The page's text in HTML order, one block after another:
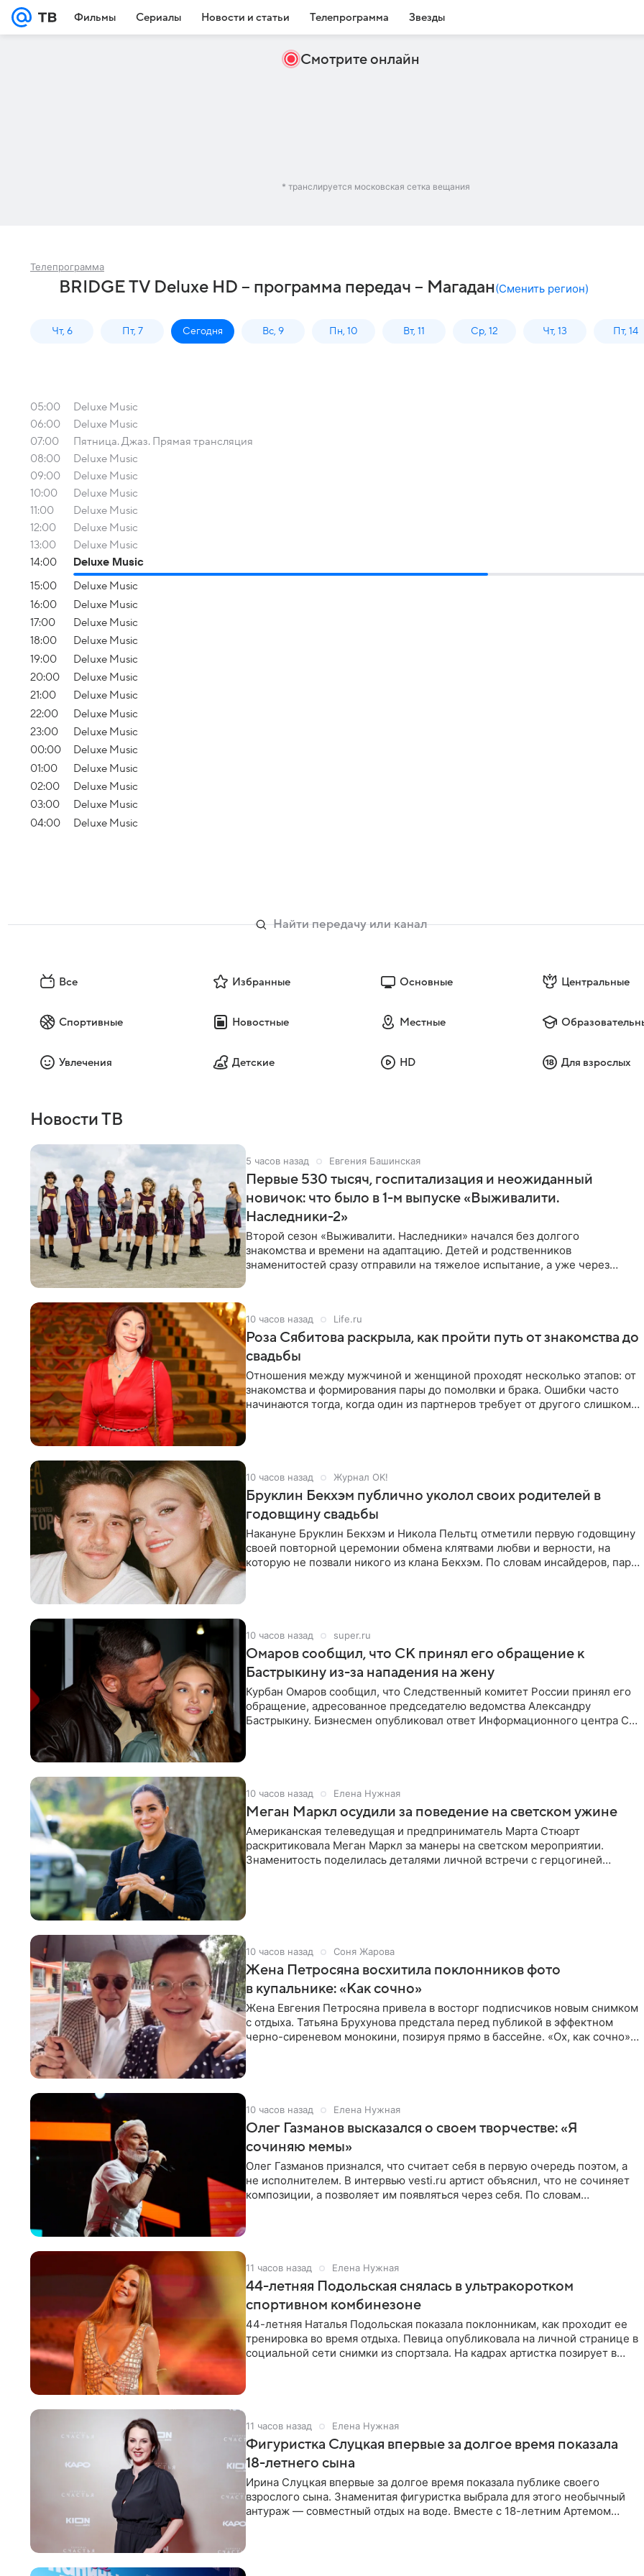
Фильмы Сериалы Новости и статьи Телепрограмма Звезды
Смотрите онлайн
* транслируется московская сетка вещания
Телепрограмма
BRIDGE TV Deluxe HD – программа передач – Магадан(Сменить регион)
Чт, 6 Пт, 7 Сегодня Вс, 9 Пн, 10 Вт, 11 Ср, 12 Чт, 13 Пт, 14
05:00
Deluxe Music
06:00
Deluxe Music
07:00
Пятница. Джаз. Прямая трансляция
08:00
Deluxe Music
09:00
Deluxe Music
10:00
Deluxe Music
11:00
Deluxe Music
12:00
Deluxe Music
13:00
Deluxe Music
14:00
Deluxe Music
15:00
Deluxe Music
16:00
Deluxe Music
17:00
Deluxe Music
18:00
Deluxe Music
19:00
Deluxe Music
20:00
Deluxe Music
21:00
Deluxe Music
22:00
Deluxe Music
23:00
Deluxe Music
00:00
Deluxe Music
01:00
Deluxe Music
02:00
Deluxe Music
03:00
Deluxe Music
04:00
Deluxe Music
Все Избранные Основные Центральные
Спортивные Новостные Местные
Увлечения Детские HD Для взрослых
Новости ТВ
5 часов назад Евгения Башинская
Первые 530 тысяч, госпитализация и неожиданный
новичок: что было в 1-м выпуске «Выживалити.
Наследники-2»
Второй сезон «Выживалити. Наследники» начался без долгого
знакомства и времени на адаптацию. Детей и родственников
знаменитостей сразу отправили на тяжелое испытание, а уже через
10 часов назад Life.ru
Роза Сябитова раскрыла, как пройти путь от знакомства до
свадьбы
Отношения между мужчиной и женщиной проходят несколько этапов: от
знакомства и формирования пары до помолвки и брака. Ошибки часто
начинаются тогда, когда один из партнеров требует от другого слишком
10 часов назад Журнал OK!
Бруклин Бекхэм публично уколол своих родителей в
годовщину свадьбы
Накануне Бруклин Бекхэм и Никола Пельтц отметили первую годовщину
своей повторной церемонии обмена клятвами любви и верности, на
которую не позвали никого из клана Бекхэм. По словам инсайдеров, пара
10 часов назад super.ru
Омаров сообщил, что СК принял его обращение к
Бастрыкину из-за нападения на жену
Курбан Омаров сообщил, что Следственный комитет России принял его
обращение, адресованное председателю ведомства Александру
Бастрыкину. Бизнесмен опубликовал ответ Информационного центра СК
10 часов назад Елена Нужная
Меган Маркл осудили за поведение на светском ужине
Американская телеведущая и предприниматель Марта Стюарт
раскритиковала Меган Маркл за манеры на светском мероприятии.
Знаменитость поделилась деталями личной встречи с герцогиней
10 часов назад Соня Жарова
Жена Петросяна восхитила поклонников фото
в купальнике: «Как сочно»
Жена Евгения Петросяна привела в восторг подписчиков новым снимком
с отдыха. Татьяна Брухунова предстала перед публикой в эффектном
черно-сиреневом монокини, позируя прямо в бассейне. «Ох, как сочно»,
10 часов назад Елена Нужная
Олег Газманов высказался о своем творчестве: «Я
сочиняю мемы»
Олег Газманов признался, что считает себя в первую очередь поэтом, а
не исполнителем. В интервью vesti.ru артист объяснил, что не сочиняет
композиции, а позволяет им появляться через себя. По словам
11 часов назад Елена Нужная
44-летняя Подольская снялась в ультракоротком
спортивном комбинезоне
44-летняя Наталья Подольская показала поклонникам, как проходит ее
тренировка во время отдыха. Певица опубликовала на личной странице в
социальной сети снимки из спортзала. На кадрах артистка позирует в
11 часов назад Елена Нужная
Фигуристка Слуцкая впервые за долгое время показала
18-летнего сына
Ирина Слуцкая впервые за долгое время показала публике своего
взрослого сына. Знаменитая фигуристка выбрала для этого необычный
антураж — совместный отдых на воде. Вместе с 18-летним Артемом